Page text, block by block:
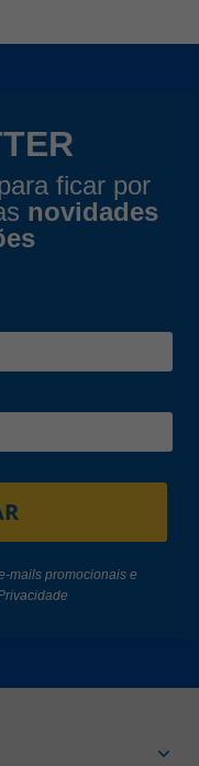
ficar por
novidades
mails promocionais e